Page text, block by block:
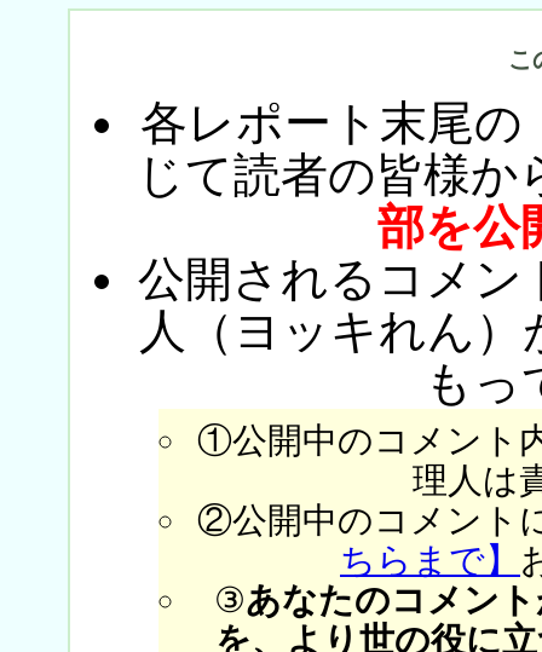
こ
各レポート末尾の
じて読者の皆様か
部を公
公開されるコメン
人（ヨッキれん
もっ
①公開中のコメント
理人は
②公開中のコメント
ちらまで】
③あなたのコメン
を、より世の役に